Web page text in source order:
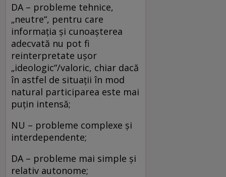
DA – probleme tehnice,
„neutre“, pentru care
informația și cunoașterea
adecvată nu pot fi
reinterpretate ușor
„ideologic“/valoric, chiar dacă
în astfel de situații în mod
natural participarea este mai
puțin intensă;
NU – probleme complexe și
interdependente;
DA – probleme mai simple și
relativ autonome;